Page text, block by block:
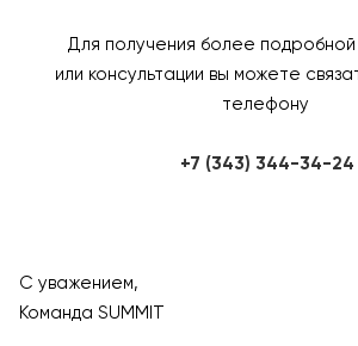
Для получения более
или консультации вы можете
телефону
+7 (343) 344-34-24
С уважением,
Команда SUMMIT